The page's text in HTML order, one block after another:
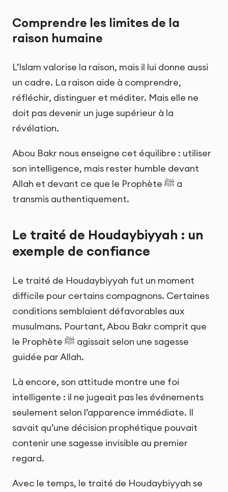
Comprendre les limites de la
raison humaine
L’Islam valorise la raison, mais il lui donne aussi
un cadre. La raison aide à comprendre,
réfléchir, distinguer et méditer. Mais elle ne
doit pas devenir un juge supérieur à la
révélation.
Abou Bakr nous enseigne cet équilibre : utiliser
son intelligence, mais rester humble devant
Allah et devant ce que le Prophète ﷺ a
transmis authentiquement.
Le traité de Houdaybiyyah : un
exemple de confiance
Le traité de Houdaybiyyah fut un moment
difficile pour certains compagnons. Certaines
conditions semblaient défavorables aux
musulmans. Pourtant, Abou Bakr comprit que
le Prophète ﷺ agissait selon une sagesse
guidée par Allah.
Là encore, son attitude montre une foi
intelligente : il ne jugeait pas les événements
seulement selon l’apparence immédiate. Il
savait qu’une décision prophétique pouvait
contenir une sagesse invisible au premier
regard.
Avec le temps, le traité de Houdaybiyyah se